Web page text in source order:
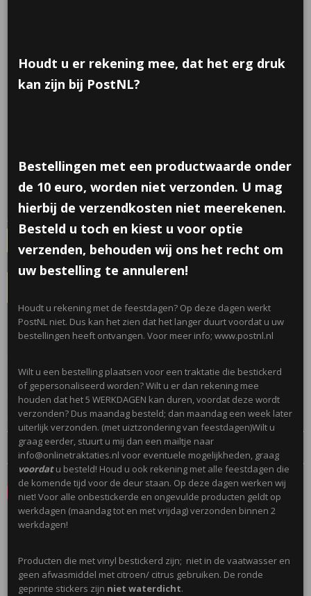
€ 0,65 (inclusief btw 21%)
- Levertijd 2 werkdagen
Aantal
Omschrijving
geleverd.
Deze puzzeltjes passen leuk bij thema dieren of jungle!
Niet geschikt onder 3 jaar!
Reacties
Save
Ook interessant
Houdt u er rekening mee, dat het erg druk
kan zijn bij PostNL?
Bestellingen met een productwaarde onder
de 10 euro, worden niet verzonden. U mag
hierbij de verzendkosten niet meerekenen.
Besteld u toch en kiest u voor optie
verzenden, behouden wij ons het recht om
uw bestelling te annuleren!
Houdt u rekening met de feestdagen? Op deze dagen werkt
PostNL niet. Dus kan het zien dat het langer duurt voordat u uw
bestellingen heeft ontvangen. Voor meer info; www.postnl.nl
Wilt u een bestelling plaatsen voor een traktatie die bestickerd
of gepersonaliseerd worden? Wilt u er dan rekening mee
houden dat het 5 WERKDAGEN kan duren, voordat deze wordt
verzonden? Dus maandag besteld; dan maandag een week later
uiterlijk verzonden. (met uiztzondering van feestdagen)Wilt u
graag eerder, stuurt u mij dan een mailtje naar
info@onlinetraktaties.nl voor eventuele mogelijkheden, graag
voordatu besteld! Houd u ook rekening met alle feestdagen die
de komende tijd voor de deur staan. Op deze dagen werken wij
niet! Voor alle onbestickerde en ongevulde producten geldt op
werkdagen (maandag tot en met vrijdag) verzonden binnen 2
werkdagen!
Producten die met vinyl bestickerd zijn; niet in de vaatwasser en
geen afwasmiddel met citroen/ citrus gebruiken. De ronde
geprinte stickers zijn niet waterdicht.